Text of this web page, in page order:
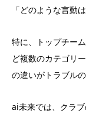
「どのような言動
特に、トップチー
ど複数のカテゴリ
の違いがトラブル
ai未来では、クラ